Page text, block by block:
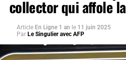
collector qui affole
Article En Ligne 1 an le 11 juin 2025
Par Le Singulier avec AFP